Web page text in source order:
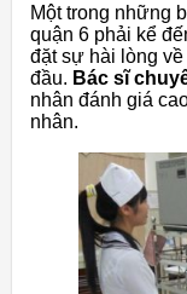
Một trong những
quận 6 phải kể
đặt sự hài lòng
đầu. Bác sĩ
nhân đánh giá
nhân.